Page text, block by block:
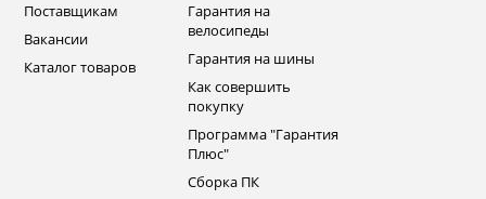
Поставщикам
Вакансии
Каталог товаров
Гарантия на
велосипеды
Гарантия на шины
Как совершить
покупку
Программа "Гарантия
Плюс"
Сборка ПК